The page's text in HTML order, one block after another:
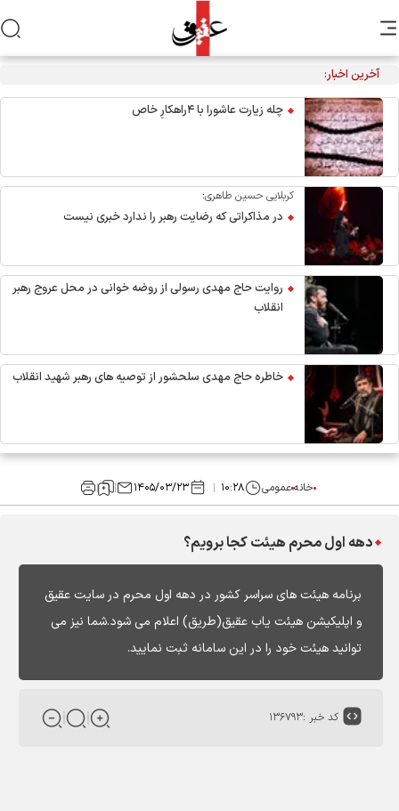
آخرین اخبار: تکذیب نقل قول منتسب به رهبر انقلاب از سوی دفتر معظم‌له
چله زیارت عاشورا با ۴راهکارِ خاص
کربلایی حسین طاهری:
در مذاکراتی که رضایت رهبر را ندارد خبری نیست
روایت حاج مهدی رسولی از روضه خوانی در محل عروج رهبر
انقلاب
خاطره حاج مهدی سلحشور از توصیه های رهبر شهید انقلاب
خانهعمومی ۱۰:۲۸ ۱۴۰۵/۰۳/۲۳
دهه اول محرم هیئت کجا برویم؟
برنامه هیئت های سراسر کشور در دهه اول محرم در سایت عقیق
و اپلیکیشن هیئت یاب عقیق(طریق) اعلام می شود.شما نیز می
توانید هیئت خود را در این سامانه ثبت نمایید.
کد خبر :۱۳۶۷۹۳